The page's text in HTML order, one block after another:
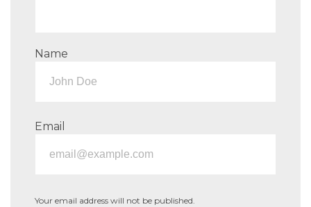
Name
Email
Your email address will not be published.